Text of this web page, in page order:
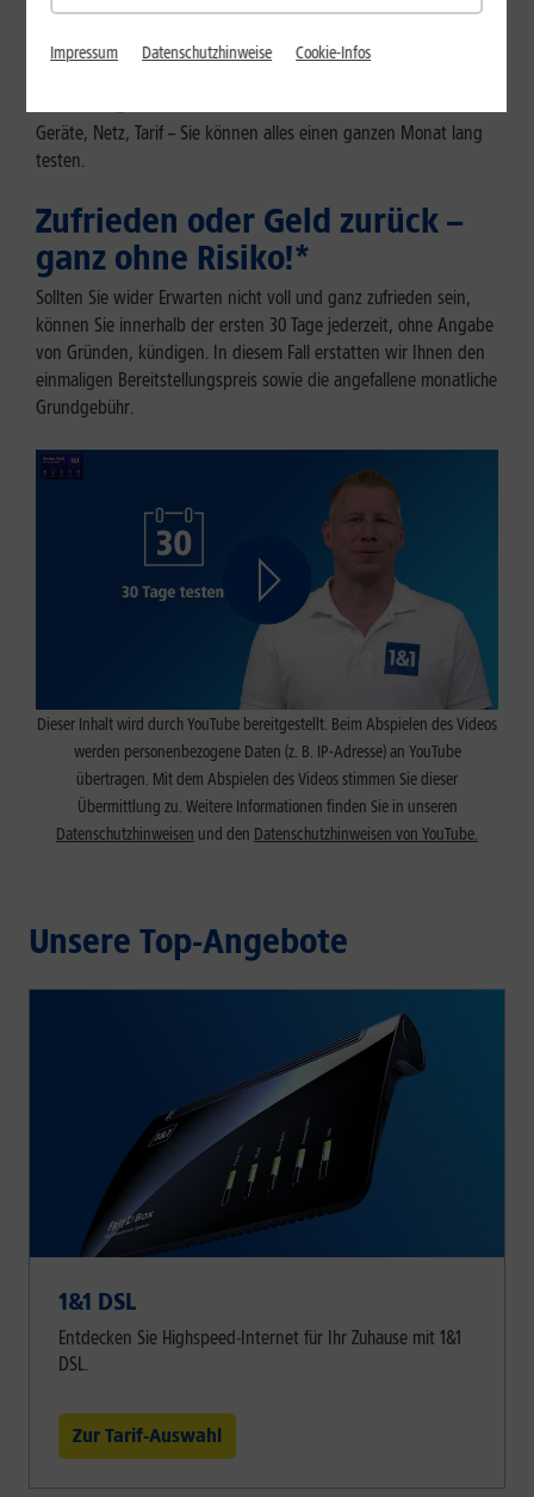
Geräte, Netz, Tarif – Sie können alles einen ganzen Monat lang
testen.
Zufrieden oder Geld zurück –
ganz ohne Risiko!*
Sollten Sie wider Erwarten nicht voll und ganz zufrieden sein,
können Sie innerhalb der ersten 30 Tage jederzeit, ohne Angabe
von Gründen, kündigen. In diesem Fall erstatten wir Ihnen den
einmaligen Bereitstellungspreis sowie die angefallene monatliche
Grundgebühr.
Dieser Inhalt wird durch YouTube bereitgestellt. Beim Abspielen des Videos
werden personenbezogene Daten (z. B. IP-Adresse) an YouTube
übertragen. Mit dem Abspielen des Videos stimmen Sie dieser
Übermittlung zu. Weitere Informationen finden Sie in unseren
Datenschutzhinweisen und den Datenschutzhinweisen von YouTube.
Unsere Top-Angebote
1&1 DSL
Entdecken Sie Highspeed-Internet für Ihr Zuhause mit 1&1
DSL.
Zur Tarif-Auswahl
Impressum Datenschutzhinweise Cookie-Infos